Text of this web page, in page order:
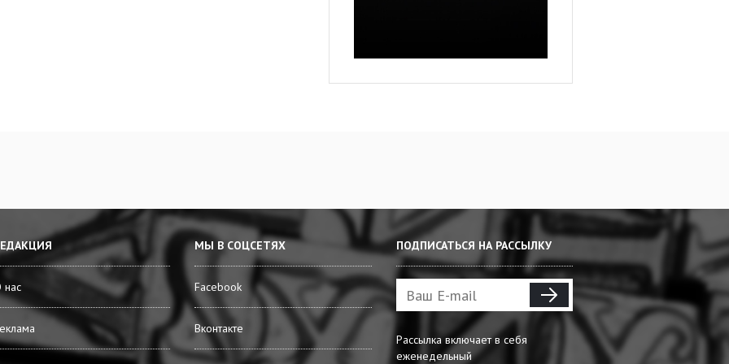
МЫ В СОЦСЕТЯХ
Facebook
Вконтакте
ПОДПИСАТЬСЯ НА РАССЫЛКУ
Рассылка включает в себя
еженедельный